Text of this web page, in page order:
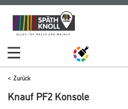
Zum
Inhalt
Zum
Navigationsmenü
Zurück
Knauf PF2 Konsole